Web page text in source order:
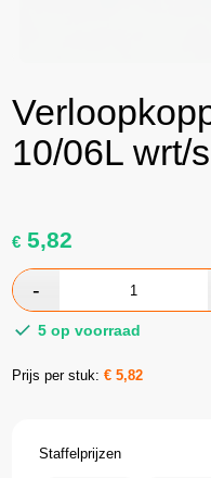
10/06L wrt/
€ 5,82
5 op voorraad
Prijs per stuk:€5,82
Staffelprijzen